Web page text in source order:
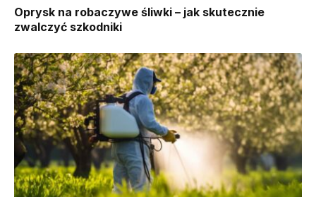
Oprysk na robaczywe śliwki – jak skutecznie
zwalczyć szkodniki